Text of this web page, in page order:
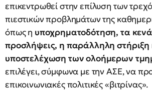
επικεντρωθεί στην επίλυση των
πιεστικών προβλημάτων της
όπως η υποχρηματοδότηση, τα κενά
προσλήψεις, η παράλληλη στήριξη
υποστελέχωση των ολοήμερων
επιλέγει, σύμφωνα με την ΑΣΕ, να
επικοινωνιακές πολιτικές «βιτρίνας».